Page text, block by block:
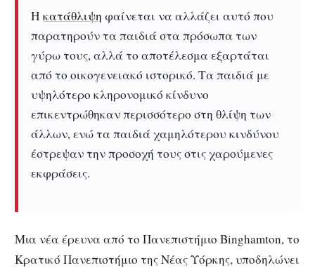
Η κατάθλιψη φαίνεται να αλλάζει αυτό που
παρατηρούν τα παιδιά στα πρόσωπα των
γύρω τους, αλλά το αποτέλεσμα εξαρτάται
από το οικογενειακό ιστορικό. Τα παιδιά με
υψηλότερο κληρονομικό κίνδυνο
επικεντρώθηκαν περισσότερο στη θλίψη των
άλλων, ενώ τα παιδιά χαμηλότερου κινδύνου
έστρεψαν την προσοχή τους στις χαρούμενες
εκφράσεις.
Μια νέα έρευνα από το Πανεπιστήμιο Binghamton, το
Κρατικό Πανεπιστήμιο της Νέας Υόρκης, υποδηλώνει